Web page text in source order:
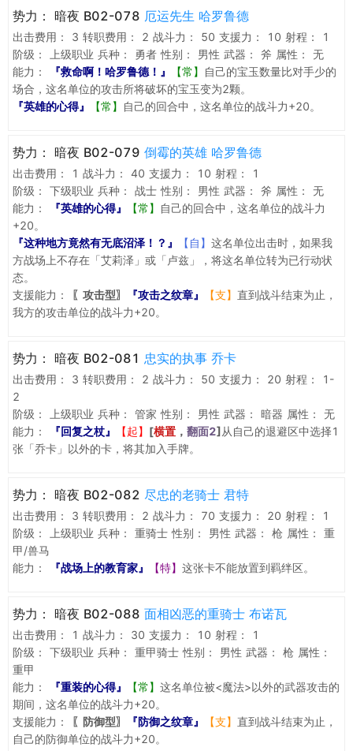
势力： 暗夜 B02-078 厄运先生 哈罗鲁德
出击费用： 3 转职费用： 2 战斗力： 50 支援力： 10 射程：
1
阶级：
上级职业 兵种： 勇者 性别： 男性 武器： 斧 属性：
无
能力：
『救命啊！哈罗鲁德！』 【常】
自己的宝玉数量比对手少的
场合，这名单位的攻击所将破坏的宝玉变为2颗。
『英雄的心得』
【常】 自己的回合中，这名单位的战斗力+20。
势力： 暗夜 B02-079 倒霉的英雄 哈罗鲁德
出击费用： 1 战斗力： 40 支援力： 10 射程：
1
阶级：
下级职业 兵种： 战士 性别： 男性 武器： 斧 属性：
无
能力：
『英雄的心得』 【常】
自己的回合中，这名单位的战斗力
+20。
『这种地方竟然有无底沼泽！？』
【自】 这名单位出击时，如果我
方战场上不存在「艾莉泽」或「卢兹」，将这名单位转为已行动状
态。
支援能力：
〖攻击型〗 『攻击之纹章』 【支】 直到战斗结束为止，
我方的攻击单位的战斗力+20。
势力： 暗夜 B02-081 忠实的执事 乔卡
出击费用： 3 转职费用： 2 战斗力： 50 支援力： 20 射程：
1-
2
阶级：
上级职业 兵种： 管家 性别： 男性 武器： 暗器 属性：
无
能力：
『回复之杖』 【起】 [横置 ， 翻面2] 从自己的退避区中选择1
张「乔卡」以外的卡，将其加入手牌。
势力： 暗夜 B02-082 尽忠的老骑士 君特
出击费用： 3 转职费用： 2 战斗力： 70 支援力： 20 射程：
1
阶级：
上级职业 兵种： 重骑士 性别： 男性 武器： 枪 属性：
重
甲/兽马
能力：
『战场上的教育家』 【特】 这张卡不能放置到羁绊区。
势力： 暗夜 B02-088 面相凶恶的重骑士 布诺瓦
出击费用： 1 战斗力： 30 支援力： 10 射程：
1
阶级：
下级职业 兵种： 重甲骑士 性别： 男性 武器： 枪 属性：
重甲
能力：
『重装的心得』 【常】 这名单位被<魔法>以外的武器攻击的
期间，这名单位的战斗力+20。
支援能力：
〖防御型〗 『防御之纹章』 【支】 直到战斗结束为止，
自己的防御单位的战斗力+20。